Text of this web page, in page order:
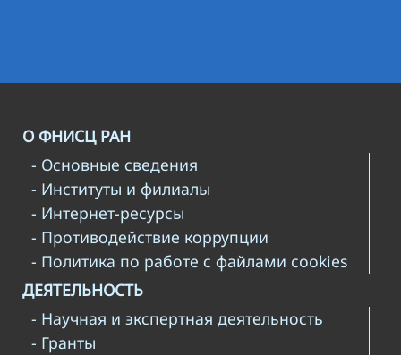
О ФНИСЦ РАН
- Основные сведения
- Институты и филиалы
- Интернет-ресурсы
- Противодействие коррупции
- Политика по работе с файлами cookies
ДЕЯТЕЛЬНОСТЬ
- Научная и экспертная деятельность
- Гранты